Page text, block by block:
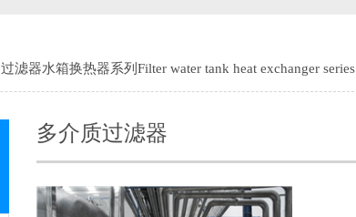
过滤器水箱换热器系列Filter water tank heat exchanger series
多介质过滤器